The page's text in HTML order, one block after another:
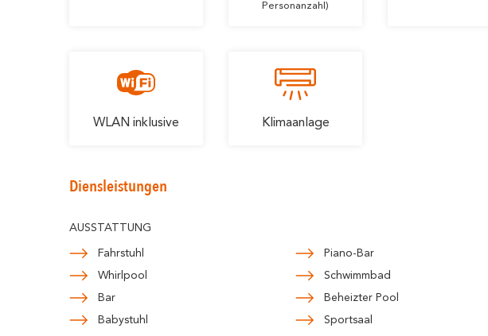
Personanzahl)
WLAN inklusive Klimaanlage
Diensleistungen
AUSSTATTUNG
Fahrstuhl
Whirlpool
Bar
Babystuhl
Piano-Bar
Schwimmbad
Beheizter Pool
Sportsaal